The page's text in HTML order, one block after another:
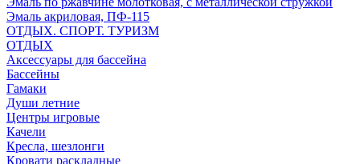
Эмаль акриловая, ПФ-115
ОТДЫХ. СПОРТ. ТУРИЗМ
ОТДЫХ
Аксессуары для бассейна
Бассейны
Гамаки
Души летние
Центры игровые
Качели
Кресла, шезлонги
Кровати раскладные